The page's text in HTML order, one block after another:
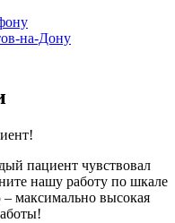
пациент чувствовал
нашу работу по шкале
– максимально высокая